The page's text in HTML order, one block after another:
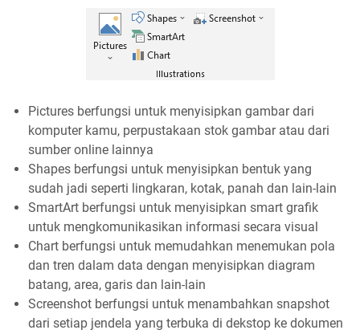
Pictures berfungsi untuk menyisipkan gambar dari
komputer kamu, perpustakaan stok gambar atau dari
sumber online lainnya
Shapes berfungsi untuk menyisipkan bentuk yang
sudah jadi seperti lingkaran, kotak, panah dan lain-lain
SmartArt berfungsi untuk menyisipkan smart grafik
untuk mengkomunikasikan informasi secara visual
Chart berfungsi untuk memudahkan menemukan pola
dan tren dalam data dengan menyisipkan diagram
batang, area, garis dan lain-lain
Screenshot berfungsi untuk menambahkan snapshot
dari setiap jendela yang terbuka di dekstop ke dokumen